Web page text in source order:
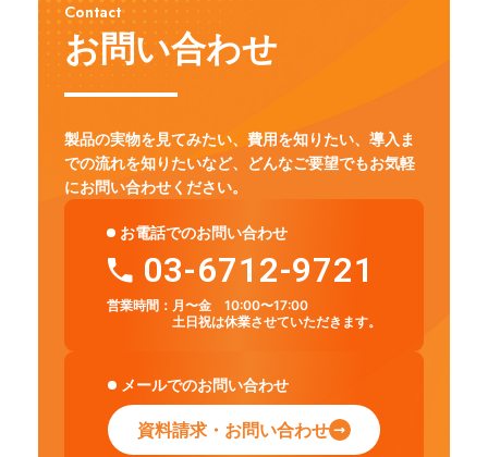
Contact
お問い合わせ
製品の実物を見てみたい、費用を知りたい、導入ま
での流れを知りたいなど、
どんなご要望でもお気軽
にお問い合わせください。
お電話でのお問い合わせ
03-6712-9721
営業時間： 月〜金 10:00〜17:00
土日祝は休業させていただきます。
メールでのお問い合わせ
資料請求・お問い合わせ